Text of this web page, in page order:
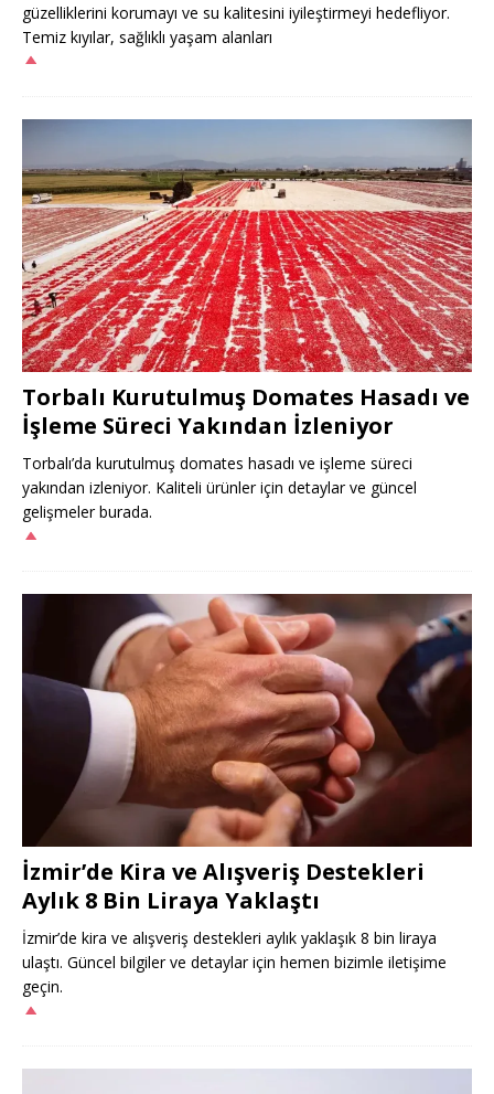
güzelliklerini korumayı ve su kalitesini iyileştirmeyi hedefliyor.
Temiz kıyılar, sağlıklı yaşam alanları
Torbalı Kurutulmuş Domates Hasadı ve
İşleme Süreci Yakından İzleniyor
Torbalı’da kurutulmuş domates hasadı ve işleme süreci
yakından izleniyor. Kaliteli ürünler için detaylar ve güncel
gelişmeler burada.
İzmir’de Kira ve Alışveriş Destekleri
Aylık 8 Bin Liraya Yaklaştı
İzmir’de kira ve alışveriş destekleri aylık yaklaşık 8 bin liraya
ulaştı. Güncel bilgiler ve detaylar için hemen bizimle iletişime
geçin.